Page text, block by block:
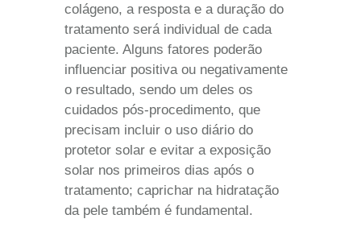
colágeno, a resposta e a duração do
tratamento será individual de cada
paciente. Alguns fatores poderão
influenciar positiva ou negativamente
o resultado, sendo um deles os
cuidados pós-procedimento, que
precisam incluir o uso diário do
protetor solar e evitar a exposição
solar nos primeiros dias após o
tratamento; caprichar na hidratação
da pele também é fundamental.